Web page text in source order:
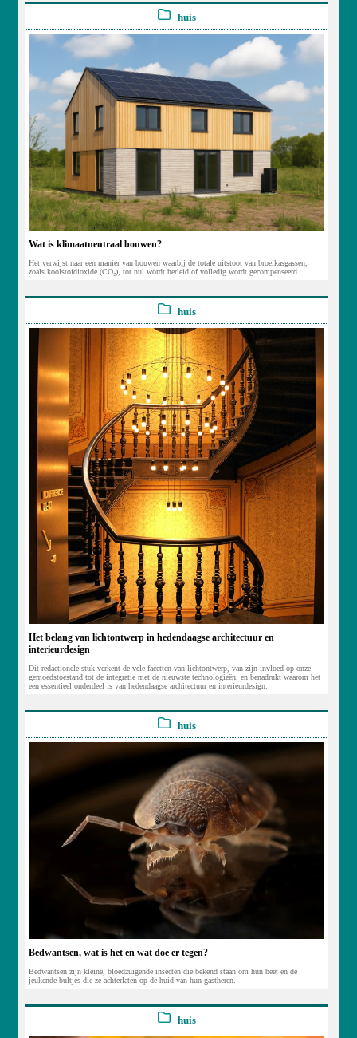
huis
Wat is klimaatneutraal bouwen?
Het verwijst naar een manier van bouwen waarbij de totale uitstoot van broeikasgassen,
zoals koolstofdioxide (CO₂), tot nul wordt herleid of volledig wordt gecompenseerd.
huis
Het belang van lichtontwerp in hedendaagse architectuur en
interieurdesign
Dit redactionele stuk verkent de vele facetten van lichtontwerp, van zijn invloed op onze
gemoedstoestand tot de integratie met de nieuwste technologieën, en benadrukt waarom het
een essentieel onderdeel is van hedendaagse architectuur en interieurdesign.
huis
Bedwantsen, wat is het en wat doe er tegen?
Bedwantsen zijn kleine, bloedzuigende insecten die bekend staan om hun beet en de
jeukende bultjes die ze achterlaten op de huid van hun gastheren.
huis